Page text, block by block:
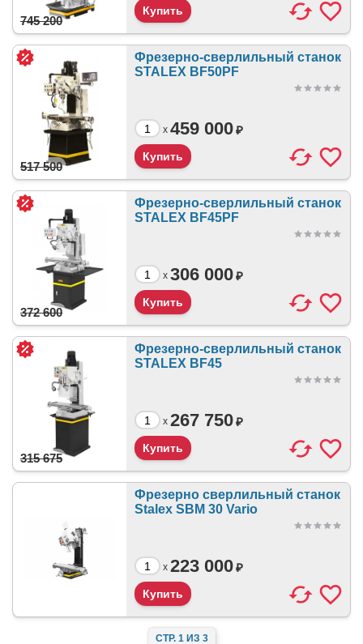
745 200
Фрезерно-сверлильный станок
STALEX BF50PF
x
517 500
459 000₽
Фрезерно-сверлильный станок
STALEX BF45PF
x
372 600
306 000₽
Фрезерно-сверлильный станок
STALEX BF45
x
315 675
267 750₽
Фрезерно сверлильный станок
Stalex SBM 30 Vario
x 223 000₽
СТР. 1 ИЗ 3